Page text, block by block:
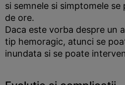
si semnele si simptomele
de ore.
Daca este vorba despre un
tip hemoragic, atunci se
inundata si se poate